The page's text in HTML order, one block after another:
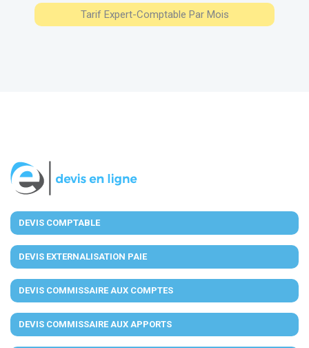
Tarif Expert-Comptable Par Mois
DEVIS COMPTABLE
DEVIS EXTERNALISATION PAIE
DEVIS COMMISSAIRE AUX COMPTES
DEVIS COMMISSAIRE AUX APPORTS